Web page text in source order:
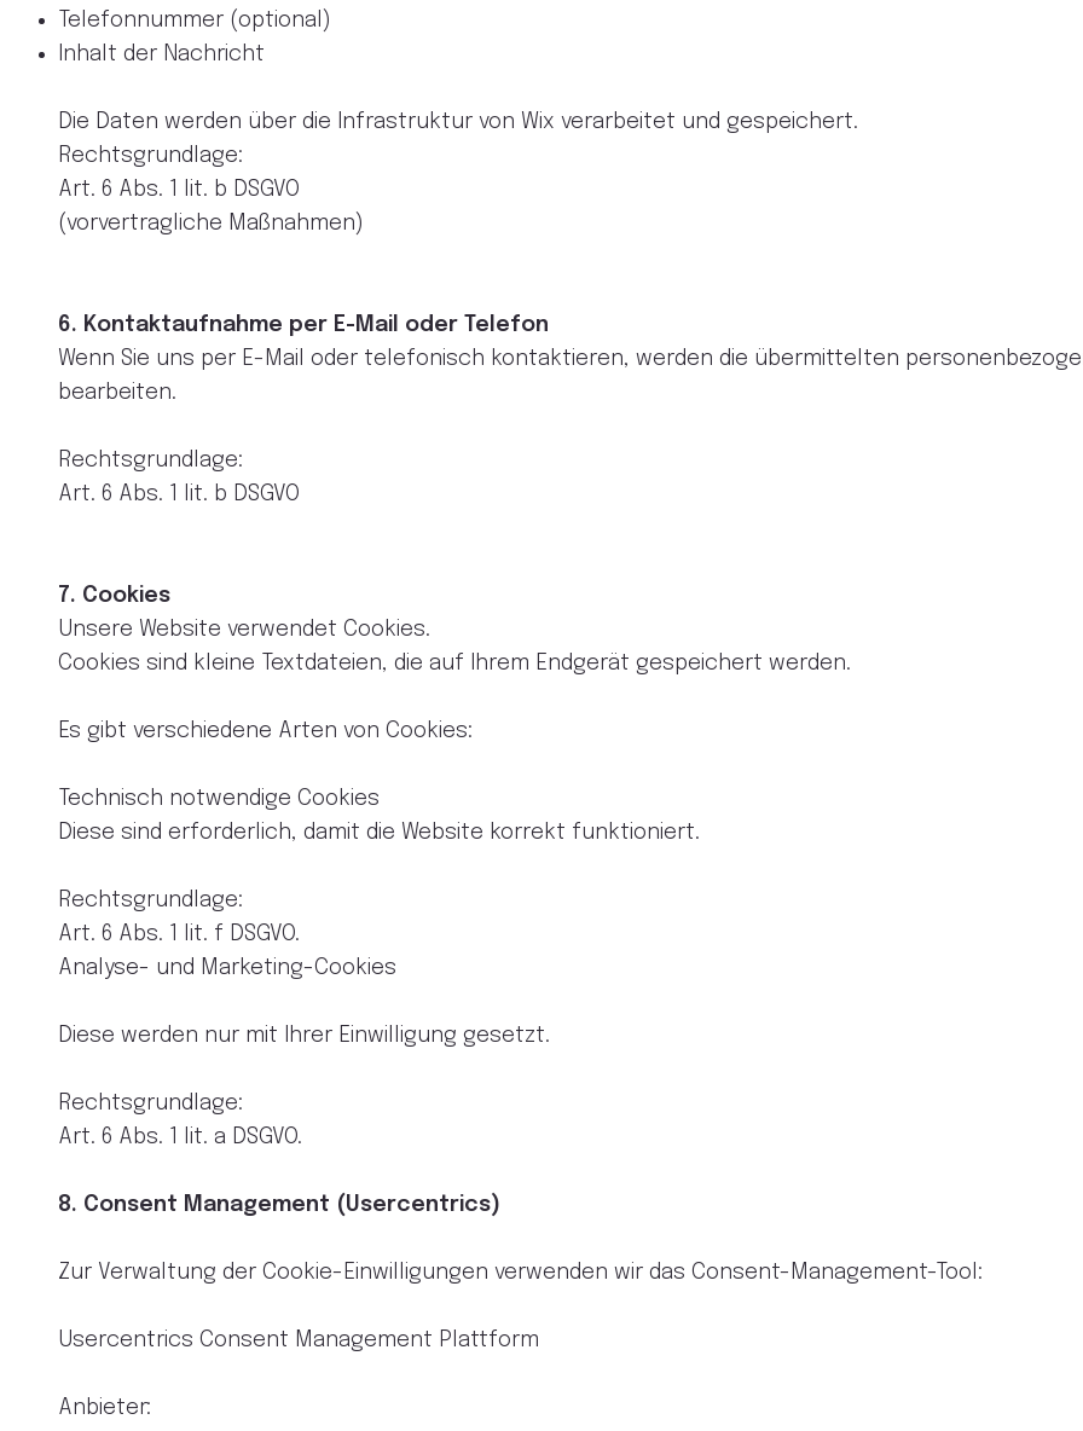
Telefonnummer (optional)
Inhalt der Nachricht
Die Daten werden über die Infrastruktur von Wix verarbeitet und gespeichert.
Rechtsgrundlage:
Art. 6 Abs. 1 lit. b DSGVO
(vorvertragliche Maßnahmen)
6. Kontaktaufnahme per E-Mail oder Telefon
Wenn Sie uns per E-Mail oder telefonisch kontaktieren, werden die übermittelten
bearbeiten.
Rechtsgrundlage:
Art. 6 Abs. 1 lit. b DSGVO
7. Cookies
Unsere Website verwendet Cookies.
Cookies sind kleine Textdateien, die auf Ihrem Endgerät gespeichert werden.
Es gibt verschiedene Arten von Cookies:
Technisch notwendige Cookies
Diese sind erforderlich, damit die Website korrekt funktioniert.
Rechtsgrundlage:
Art. 6 Abs. 1 lit. f DSGVO.
Analyse- und Marketing-Cookies
Diese werden nur mit Ihrer Einwilligung gesetzt.
Rechtsgrundlage:
Art. 6 Abs. 1 lit. a DSGVO.
8. Consent Management (Usercentrics)
Zur Verwaltung der Cookie-Einwilligungen verwenden wir das Consent-Management-Tool:
Usercentrics Consent Management Plattform
Anbieter: